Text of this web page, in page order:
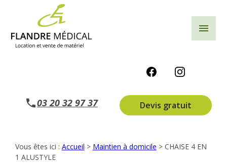
menu
03 20 32 97 37 Devis gratuit
Vous êtes ici : Accueil > Maintien à domicile > CHAISE 4 EN
1 ALUSTYLE
Panneau de gestion des cookies